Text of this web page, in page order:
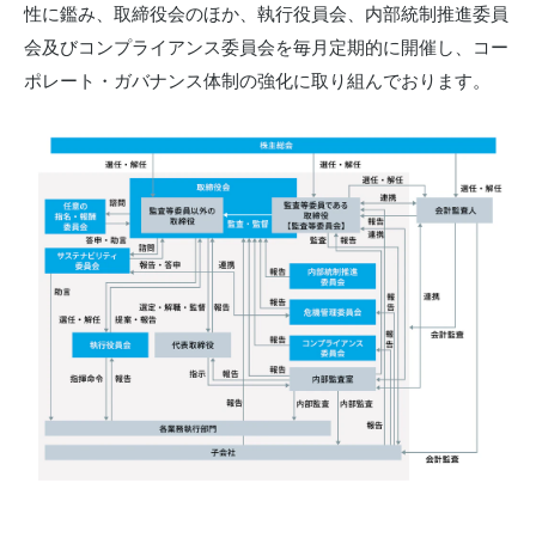
性に鑑み、取締役会のほか、執行役員会、内部統制推進委員
会及びコンプライアンス委員会を毎月定期的に開催し、コー
ポレート・ガバナンス体制の強化に取り組んでおります。